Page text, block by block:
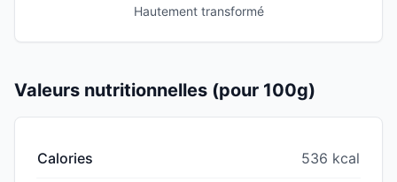
Hautement transformé
Valeurs nutritionnelles (pour 100g)
Calories 536 kcal